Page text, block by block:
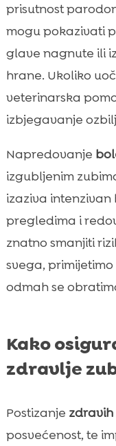
prisutnost
mogu pokazivati
glave nagnute ili
hrane. Ukoliko
veterinarska
izbjegavanje
Napredovanje
izgubljenim
izaziva
pregledima i
znatno smanjiti
svega,
odmah se
Kako
zdravlje
Postizanje zdravih
posvećenost, te